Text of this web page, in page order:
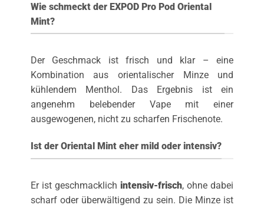
Wie schmeckt der EXPOD Pro Pod Oriental
Mint?
Der Geschmack ist frisch und klar – eine
Kombination aus orientalischer Minze und
kühlendem Menthol. Das Ergebnis ist ein
angenehm belebender Vape mit einer
ausgewogenen, nicht zu scharfen Frischenote.
Ist der Oriental Mint eher mild oder intensiv?
Er ist geschmacklichintensiv-frisch, ohne dabei
scharf oder überwältigend zu sein. Die Minze ist